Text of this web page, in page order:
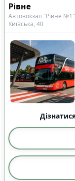
Рівне
Автовокзал "Рівне
Київська, 40